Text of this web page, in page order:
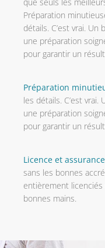
Préparation
détails. C’est vrai.
une préparation
pour garantir un
Préparation
les détails. C’est
une préparation
pour garantir un
Licence et
sans les bonnes
entièrement
bonnes mains.